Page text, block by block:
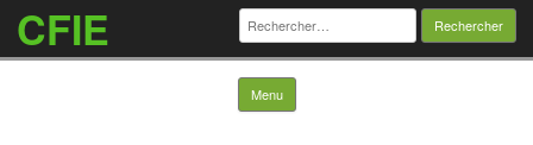
CFIE Rechercher :
Menu Skip to content